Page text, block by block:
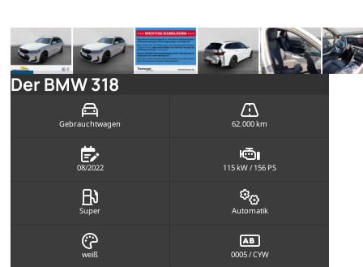
Der BMW 318
Gebrauchtwagen 62.000 km
08/2022 115 kW / 156 PS
Super Automatik
weiß 0005 / CYW